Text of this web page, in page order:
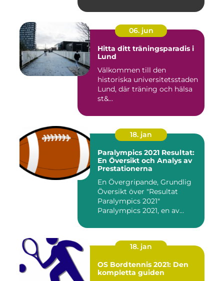
06. jun
Hitta ditt träningsparadis i
Lund
Välkommen till den
historiska universitetsstaden
Lund, där träning och hälsa
st&...
18. jan
Paralympics 2021 Resultat:
En Översikt och Analys av
Prestationerna
En Övergripande, Grundlig
Översikt över "Resultat
Paralympics 2021"
Paralympics 2021, en av
18. jan
OS Bordtennis 2021: Den
kompletta guiden